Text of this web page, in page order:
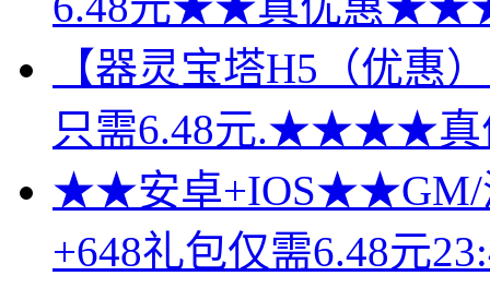
【器灵宝塔H5（优
只需6.48元.★★★★
★★安卓+IOS★★GM/
+648礼包仅需6.48元